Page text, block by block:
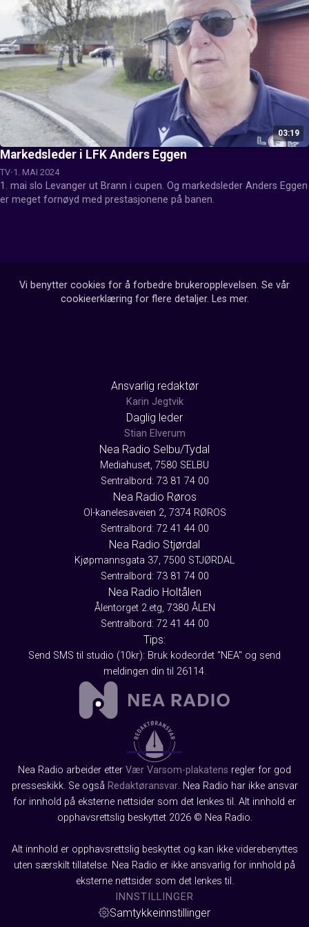
03:19
Markedsleder i LFK Anders Eggen
TV 1. MAI 2024
1. mai slo Levanger ut Brann i cupen. Og markedsleder Anders Eggen
er meget fornøyd med prestasjonene på banen.
Vi benytter cookies for å forbedre brukeropplevelsen. Se vår
cookieerklæring for flere detaljer. Les mer.
Ansvarlig redaktør
Karin Jegtvik
Daglig leder
Stian Elverum
Nea Radio Selbu/Tydal
Mediahuset, 7580 SELBU
Sentralbord: 73 81 74 00
Nea Radio Røros
Ol-kanelesaveien 2, 7374 RØROS
Sentralbord: 72 41 44 00
Nea Radio Stjørdal
Kjøpmannsgata 37, 7500 STJØRDAL
Sentralbord: 73 81 74 00
Nea Radio Holtålen
Ålentorget 2.etg, 7380 ÅLEN
Sentralbord: 72 41 44 00
Tips:
Send SMS til studio (10kr): Bruk kodeordet "NEA" og send
meldingen din til 26114.
Nea Radio arbeider etter Vær Varsom-plakatens regler for god
presseskikk. Se også Redaktøransvar. Nea Radio har ikke ansvar
for innhold på eksterne nettsider som det lenkes til. Alt innhold er
opphavsrettslig beskyttet 2026 © Nea Radio.
Alt innhold er opphavsrettslig beskyttet og kan ikke viderebenyttes
uten særskilt tillatelse. Nea Radio er ikke ansvarlig for innhold på
eksterne nettsider som det lenkes til.
INNSTILLINGER
Samtykkeinnstillinger